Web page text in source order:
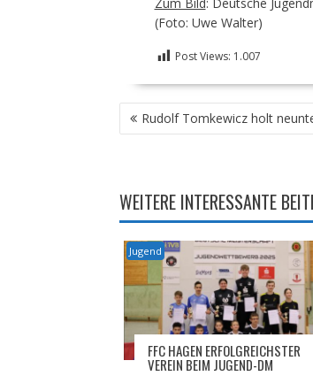
(Foto: Uwe Walter)
Post Views: 1.007
BEITRAGSNAVIGATION
Rudolf Tomkewicz holt
WEITERE INTERESSANTE
Jugend
FFC HAGEN ERFOLGREICHSTER
VEREIN BEIM JUGEND-DM